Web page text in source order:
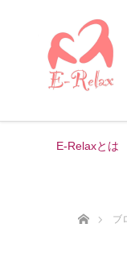
E-Relaxとは
ブ